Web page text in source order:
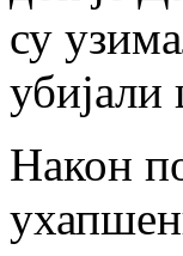
су
убијали
Након